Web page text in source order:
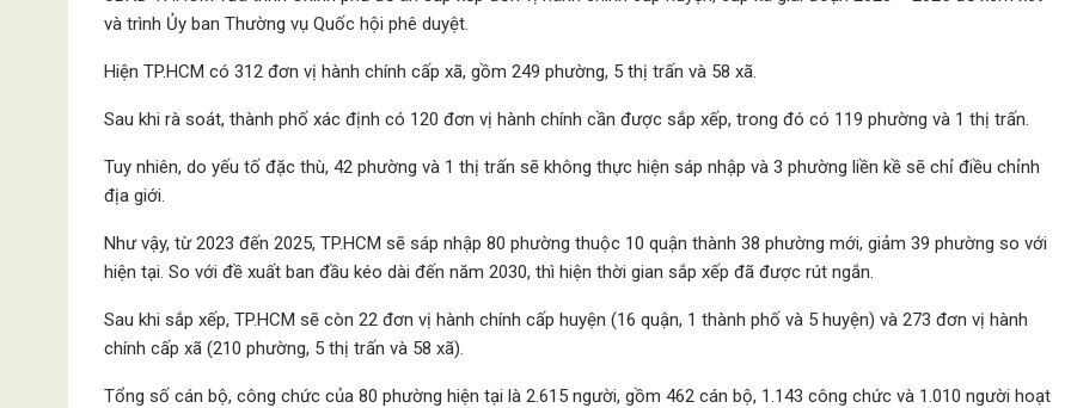
và trình Ủy ban Thường vụ Quốc hội phê duyệt.
Hiện TP.HCM có 312 đơn vị hành chính cấp xã, gồm 249 phường, 5 thị trấn và 58 xã.
Sau khi rà soát, thành phố xác định có 120 đơn vị hành chính cần được sắp xếp, trong đó có 119 phường và 1 thị trấn.
Tuy nhiên, do yếu tố đặc thù, 42 phường và 1 thị trấn sẽ không thực hiện sáp nhập và 3 phường liền kề sẽ chỉ điều chỉnh
địa giới.
Như vậy, từ 2023 đến 2025, TP.HCM sẽ sáp nhập 80 phường thuộc 10 quận thành 38 phường mới, giảm 39 phường so với
hiện tại. So với đề xuất ban đầu kéo dài đến năm 2030, thì hiện thời gian sắp xếp đã được rút ngắn.
Sau khi sắp xếp, TP.HCM sẽ còn 22 đơn vị hành chính cấp huyện (16 quận, 1 thành phố và 5 huyện) và 273 đơn vị hành
chính cấp xã (210 phường, 5 thị trấn và 58 xã).
Tổng số cán bộ, công chức của 80 phường hiện tại là 2.615 người, gồm 462 cán bộ, 1.143 công chức và 1.010 người hoạt